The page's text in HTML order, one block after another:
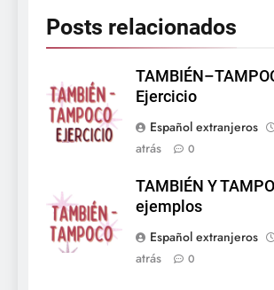
Posts relacionados
Ejercicio
Español extranjeros
atrás
0
TAMBIÉN Y
ejemplos
Español extranjeros
atrás
0